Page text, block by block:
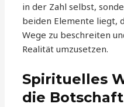
in der Zahl selbst,
beiden Elemente liegt,
Wege zu beschreiten
Realität umzusetzen.
Spirituelles
die